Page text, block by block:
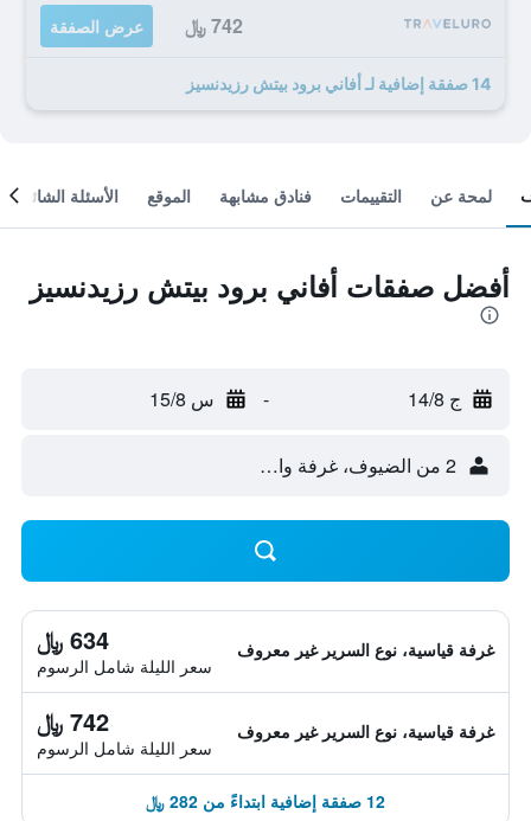
742 ﷼ عرض الصفقة
14 صفقة إضافية لـ أفاني برود بيتش رزيدنسيز
لمحة عن التقييمات فنادق مشابهة الموقع الأسئلة الشائعة
أفضل صفقات أفاني برود بيتش رزيدنسيز
ج 14/8 - س 15/8
2 من الضيوف، غرفة واحدة
غرفة قياسية، نوع السرير غير معروف 634 ﷼
سعر الليلة شامل الرسوم
غرفة قياسية، نوع السرير غير معروف 742 ﷼
سعر الليلة شامل الرسوم
12 صفقة إضافية ابتداءً من 282 ﷼